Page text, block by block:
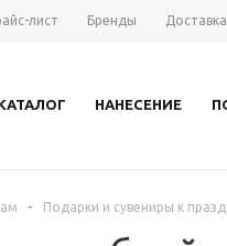
лист Бренды Доставка
НАНЕСЕНИЕ
- Подарки и сувениры к